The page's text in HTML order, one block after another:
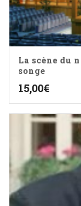
La scène du
songe
15,00€